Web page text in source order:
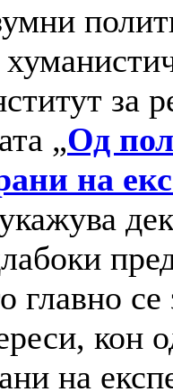
за
„Од
на
се
кон
на